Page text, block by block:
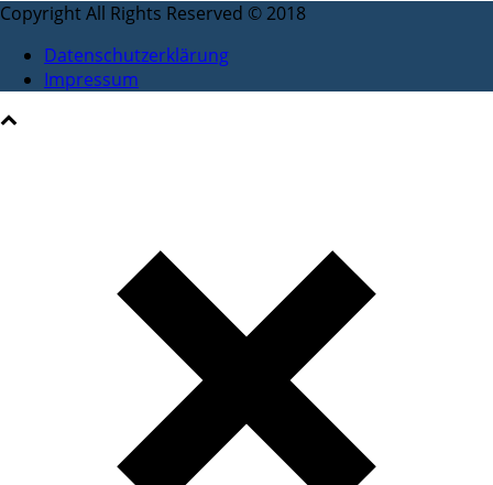
Copyright All Rights Reserved © 2018
Datenschutzerklärung
Impressum